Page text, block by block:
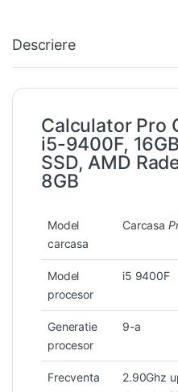
Descriere
Calculator Pro
i5-9400F,
SSD, AMD
8GB
Model
carcasa
Carcasa
Model
procesor
i5 9400F
Generatie
procesor
9-a
Frecventa
2.90Ghz